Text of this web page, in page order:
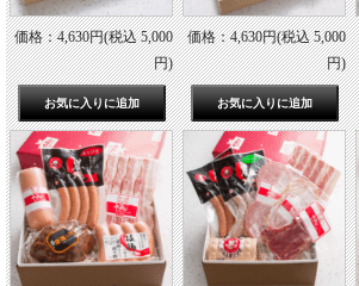
価格：4,630円(税込 5,000
円)
価格：4,630円(税込 5,000
円)